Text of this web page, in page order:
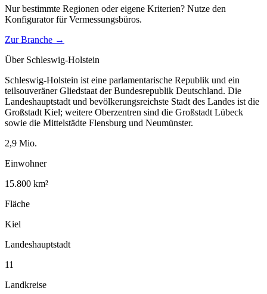
Nur bestimmte Regionen oder eigene Kriterien? Nutze den
Konfigurator fürVermessungsbüros.
Zur Branche →
Über Schleswig-Holstein
Schleswig-Holstein ist eine parlamentarische Republik und ein
teilsouveräner Gliedstaat der Bundesrepublik Deutschland. Die
Landeshauptstadt und bevölkerungsreichste Stadt des Landes ist die
Großstadt Kiel; weitere Oberzentren sind die Großstadt Lübeck
sowie die Mittelstädte Flensburg und Neumünster.
2,9 Mio.
Einwohner
15.800 km²
Fläche
Kiel
Landeshauptstadt
11
Landkreise